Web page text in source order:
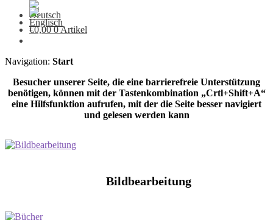
€0,00 0 Artikel
Navigation: Start
Besucher unserer Seite, die eine barrierefreie Unterstützung
benötigen, können mit der Tastenkombination „Crtl+Shift+A“
eine Hilfsfunktion aufrufen, mit der die Seite besser navigiert
und gelesen werden kann
Bildbearbeitung